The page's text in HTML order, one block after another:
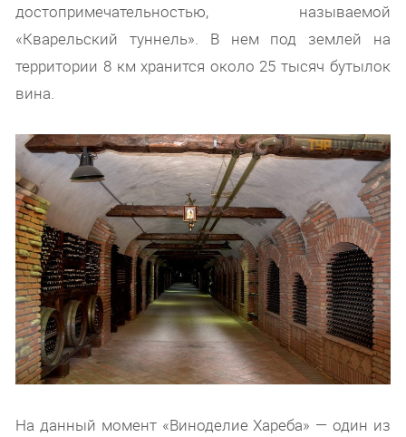
достопримечательностью, называемой
«Кварельский туннель». В нем под землей на
территории 8 км хранится около 25 тысяч бутылок
вина.
На данный момент «Виноделие Хареба» — один из